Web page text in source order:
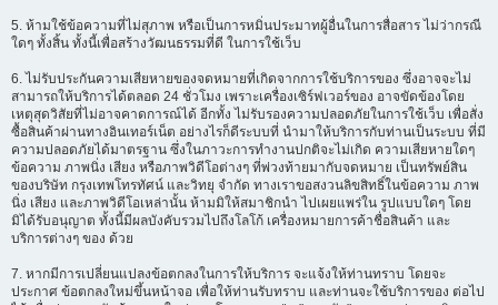
5. ห้ามใช้ข้อความที่ไม่สุภาพ หรือเป็นการหมิ่นประมาทผู้อื่นในการสื่อสาร ไม่ว่ากรณี
ใดๆ ทั้งสิ้น ทั้งนี้เพื่อสร้างวัฒนธรรมที่ดี ในการใช้เว็บ
6. ไม่รับประกันความเสียหายของจดหมายที่เกิดจากการใช้บริการของ ซึ่งอาจจะไม่
สามารถให้บริการได้ตลอด 24 ชั่วโมง เพราะเครื่องเซิร์ฟเวอร์ของ อาจขัดข้องโดย
เหตุสุดวิสัยที่ไม่อาจคาดการณ์ได้ อีกทั้ง ไม่รับรองความปลอดภัยในการใช้เว็บ เพื่อสั่ง
ซื้อสินค้าผ่านทางอินเทอร์เน็ต อย่างไรก็ดีระบบที่ นำมาให้บริการกับท่านเป็นระบบ ที่มี
ความปลอดภัยได้มาตรฐาน ซึ่งในภาวะการทำงานปกติจะไม่เกิด ความเสียหายใดๆ
ข้อความ ภาพนิ่ง เสียง หรือภาพวิดีโอต่างๆ ที่พ่วงท้ายมากับจดหมาย เป็นทรัพย์สิน
ของบริษัท กรุงเทพโทรทัศน์ และวิทยุ จำกัด ทางเราขอสงวนลิขสิทธิ์ในข้อความ ภาพ
นิ่ง เสียง และภาพวิดีโอเหล่านั้น ห้ามมิให้สมาชิกนำ ไปเผยแพร่ใน รูปแบบใดๆ โดย
มิได้รับอนุญาต ทั้งนี้มีผลบังคับรวมไปถึงโลโก้ เครื่องหมายการค้าชื่อสินค้า และ
บริการต่างๆ ของ ด้วย
7. หากมีการเปลี่ยนแปลงข้อตกลงในการให้บริการ จะแจ้งให้ท่านทราบ โดยจะ
ประกาศ ข้อตกลงใหม่ขึ้นหน้าจอ เพื่อให้ท่านรับทราบ และท่านจะใช้บริการของ ต่อไป